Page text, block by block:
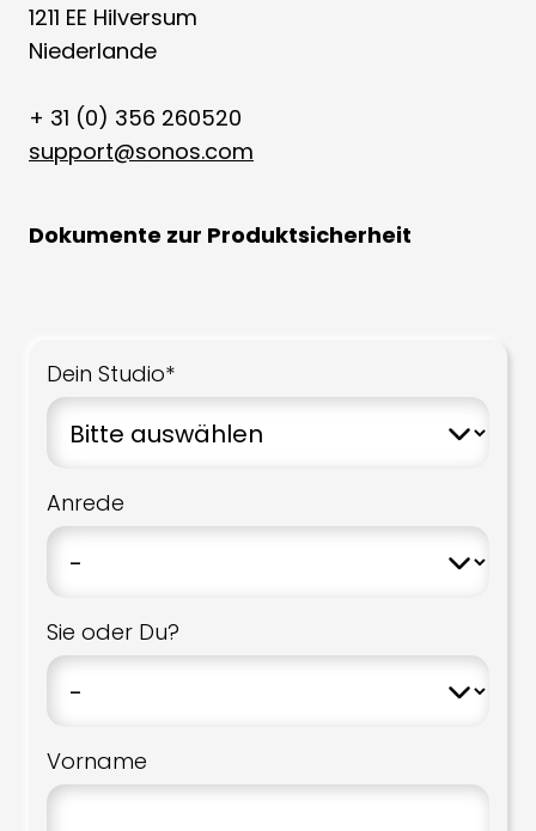
1211 EE Hilversum
Niederlande
+ 31 (0) 356 260520
support@sonos.com
Dokumente zur Produktsicherheit
Dein Studio*
Anrede
Sie oder Du?
Vorname